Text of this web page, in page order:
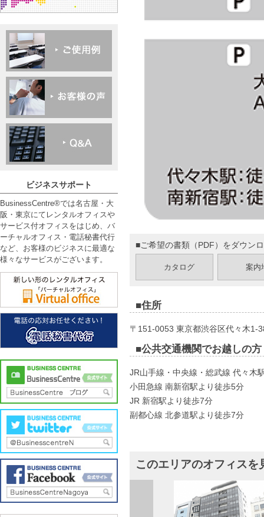
■ご希望の書類（PDF）をダウン
カタログ 案内
■住所
〒151-0053 東京都渋谷区代々木1-
■公共交通機関でお越しの方
JR山手線・中央線・総武線 代々木
小田急線 南新宿駅より徒歩5分
JR 新宿駅より徒歩7分
副都心線 北参道駅より徒歩7分
このエリアのオフィスを
ビジネスサポート
BusinessCentre®では名古屋・大
阪・東京にてレンタルオフィスや
サービス付オフィスをはじめ、バ
ーチャルオフィス・電話秘書代行
など、お客様のビジネスに最適な
様々なサービスがございます。